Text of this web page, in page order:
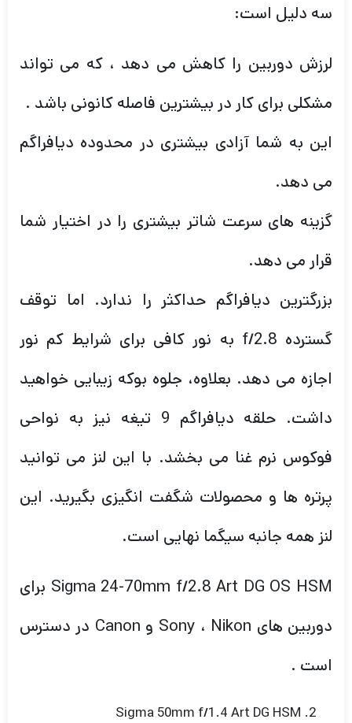
سه دلیل است:
لرزش دوربین را کاهش می دهد ، که می تواند
مشکلی برای کار در بیشترین فاصله کانونی باشد .
این به شما آزادی بیشتری در محدوده دیافراگم
می دهد.
گزینه های سرعت شاتر بیشتری را در اختیار شما
قرار می دهد.
بزرگترین دیافراگم حداکثر را ندارد. اما توقف
گسترده f/2.8 به نور کافی برای شرایط کم نور
اجازه می دهد. بعلاوه، جلوه بوکه زیبایی خواهید
داشت. حلقه دیافراگم 9 تیغه نیز به نواحی
فوکوس نرم غنا می بخشد. با این لنز می توانید
پرتره ها و محصولات شگفت انگیزی بگیرید. این
لنز همه جانبه سیگما نهایی است.
Sigma 24-70mm f/2.8 Art DG OS HSM برای
دوربین های Sony ، Nikon و Canon در دسترس
است .
Sigma 50mm f/1.4 Art DG HSM